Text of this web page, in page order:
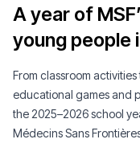
A year of
young people
From classroom
educational games and
the 2025–2026 school
Médecins Sans